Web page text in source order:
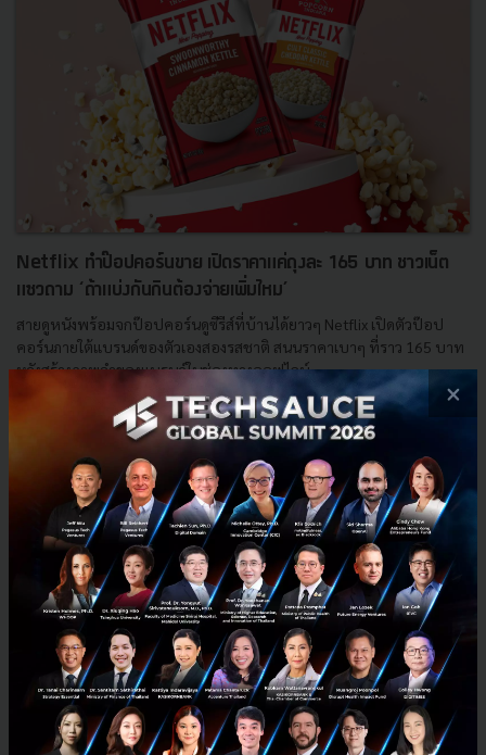
Netflix ทำป๊อปคอร์นขาย เปิดราคาแค่ถุงละ 165 บาท ชาวเน็ต
แซวถาม ‘ถ้าแบ่งกันกินต้องจ่ายเพิ่มไหม’
สายดูหนังพร้อมจกป๊อปคอร์นดูซีรีส์ที่บ้านได้ยาวๆ Netflix เปิดตัวป๊อป
คอร์นภายใต้แบรนด์ของตัวเองสองรสชาติ สนนราคาเบาๆ ที่ราว 165 บาท
หวังสร้างภาพจำของแบรนด์ในช่องทางออฟไลน์...
มิถุนายน 24, 2024| ByTechsauce Team
popcorn Netflix
×